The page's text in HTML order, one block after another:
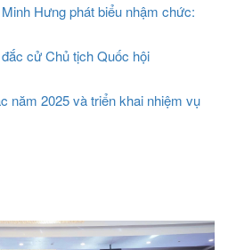
Hưng phát biểu nhậm chức:
cử Chủ tịch Quốc hội
năm 2025 và triển khai nhiệm vụ